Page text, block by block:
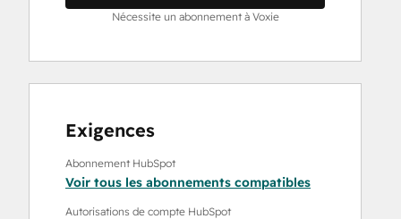
Nécessite un abonnement à Voxie
Exigences
Abonnement HubSpot
Voir tous les abonnements compatibles
Autorisations de compte HubSpot